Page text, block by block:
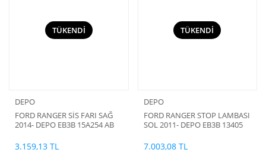
TÜKENDİ
DEPO
FORD RANGER SİS FARI SAĞ
2014- DEPO EB3B 15A254 AB
3.159,13 TL
TÜKENDİ
DEPO
FORD RANGER STOP LAMBASI
SOL 2011- DEPO EB3B 13405
7.003,08 TL